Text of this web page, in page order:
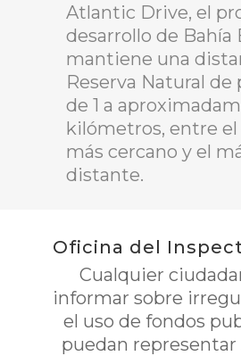
Atlantic Drive, el
desarrollo de Bahía
mantiene una
Reserva Natural de
de 1 a
kilómetros, entre
más cercano y el
distante.
Oficina del
Cualquier
informar sobre
el uso de fondos
puedan